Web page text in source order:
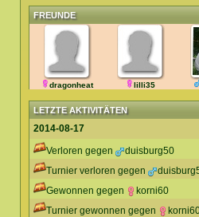
FREUNDE
dragonheat lilli35
LETZTE AKTIVITÄTEN
2014-08-17
Verloren gegen
duisburg50
Turnier verloren gegen
Gewonnen gegen
korni60
Turnier gewonnen gegen